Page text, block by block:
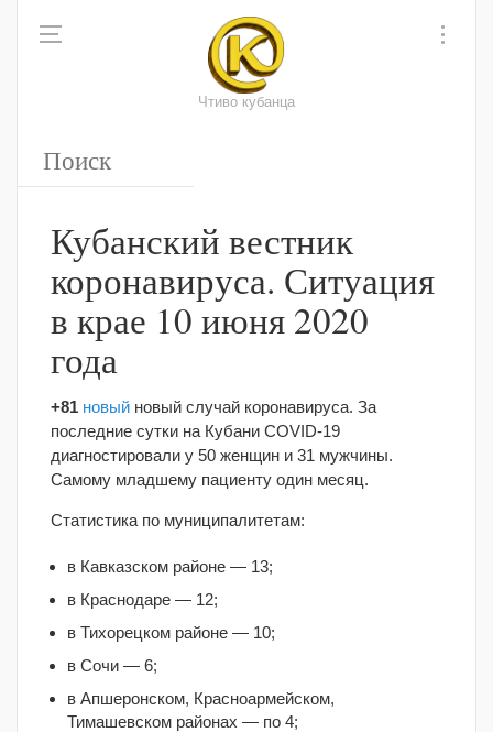
Чтиво кубанца
Кубанский вестник
коронавируса. Ситуация
в крае 10 июня 2020
года
+81 новый новый случай коронавируса. За
последние сутки на Кубани COVID-19
диагностировали у 50 женщин и 31 мужчины.
Самому младшему пациенту один месяц.
Статистика по муниципалитетам:
в Кавказском районе — 13;
в Краснодаре — 12;
в Тихорецком районе — 10;
в Сочи — 6;
в Апшеронском, Красноармейском,
Тимашевском районах — по 4;